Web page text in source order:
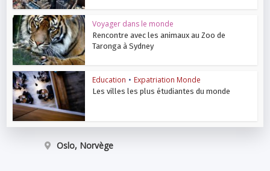
Voyager dans le monde
Rencontre avec les animaux au Zoo de
Taronga à Sydney
Education • Expatriation Monde
Les villes les plus étudiantes du monde
Oslo, Norvège